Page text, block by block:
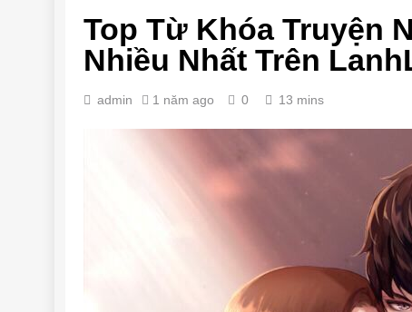
Top Từ Khóa Truyện
Nhiều Nhất Trên
admin 1 năm ago 0 13 mins